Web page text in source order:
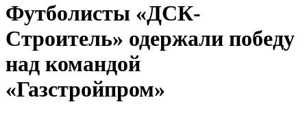
Футболисты «ДСК-
Строитель» одержали победу
над командой
«Газстройпром»